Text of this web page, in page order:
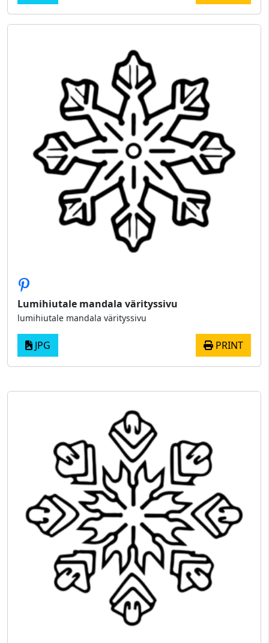
Lumihiutale mandala värityssivu
lumihiutale mandala värityssivu
JPG PRINT